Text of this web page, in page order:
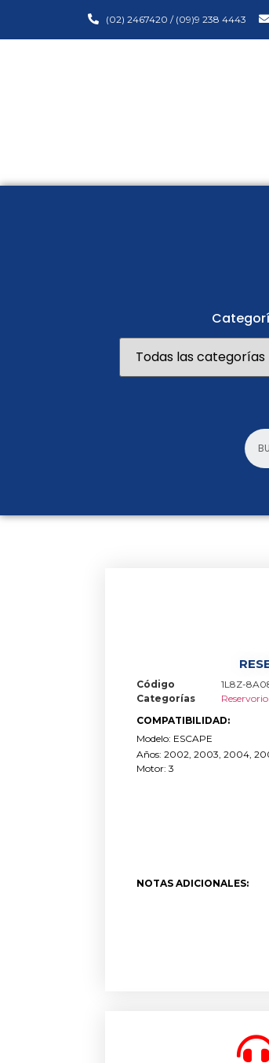
(02) 2467420 / (09)9 238 4443
Código
1L8Z-
Categorías
COMPATIBILIDAD:
Modelo: ESCAPE
Años: 2002, 2003, 2004,
Motor: 3
NOTAS ADICIONALES: